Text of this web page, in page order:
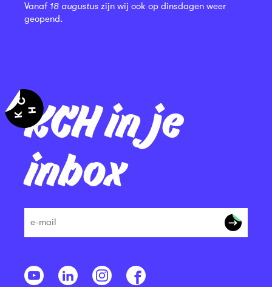
KCH in je
inbox
Vanaf 18 augustus zijn wij ook op dinsdagen weer
geopend.